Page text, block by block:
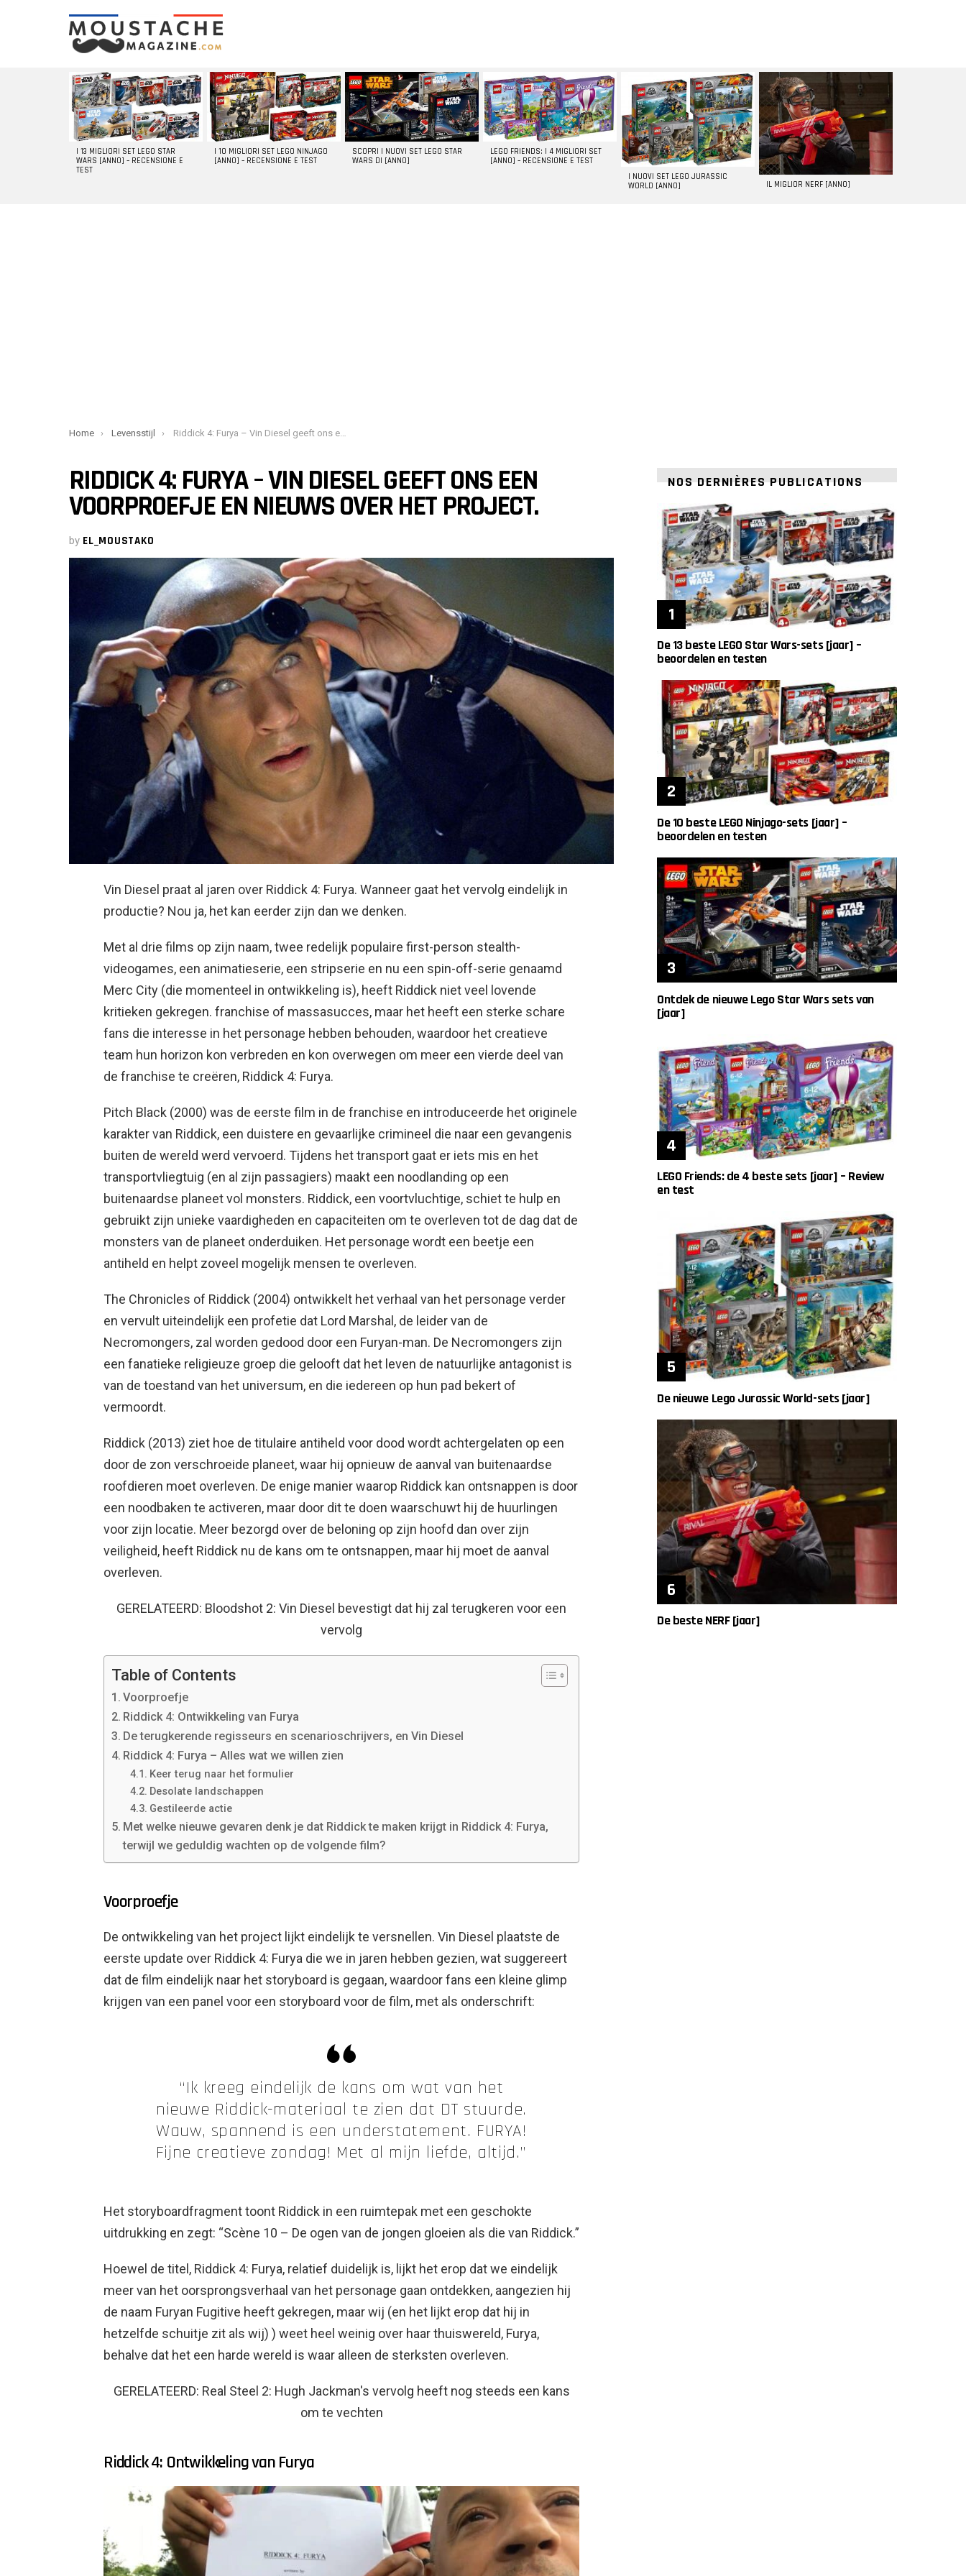
LATEST
STORIES
I 13 MIGLIORI SET LEGO STAR
WARS [ANNO] – RECENSIONE E
TEST
I 10 MIGLIORI SET LEGO NINJAGO
[ANNO] – RECENSIONE E TEST
SCOPRI I NUOVI SET LEGO STAR
WARS DI [ANNO]
LEGO FRIENDS: I 4 MIGLIORI SET
[ANNO] – RECENSIONE E TEST
I NUOVI SET LEGO JURASSIC
WORLD [ANNO]
IL MIGLIOR NERF [ANNO]
You are here:
Home Levensstijl Riddick 4: Furya – Vin Diesel geeft ons een voorproefje en nieuws over het project.
RIDDICK 4: FURYA – VIN DIESEL GEEFT ONS EEN
VOORPROEFJE EN NIEUWS OVER HET PROJECT.
by EL_MOUSTAKO
Vin Diesel praat al jaren over Riddick 4: Furya. Wanneer gaat het vervolg eindelijk in
productie? Nou ja, het kan eerder zijn dan we denken.
Met al drie films op zijn naam, twee redelijk populaire first-person stealth-
videogames, een animatieserie, een stripserie en nu een spin-off-serie genaamd
Merc City (die momenteel in ontwikkeling is), heeft Riddick niet veel lovende
kritieken gekregen. franchise of massasucces, maar het heeft een sterke schare
fans die interesse in het personage hebben behouden, waardoor het creatieve
team hun horizon kon verbreden en kon overwegen om meer een vierde deel van
de franchise te creëren, Riddick 4: Furya.
Pitch Black (2000) was de eerste film in de franchise en introduceerde het originele
karakter van Riddick, een duistere en gevaarlijke crimineel die naar een gevangenis
buiten de wereld werd vervoerd. Tijdens het transport gaat er iets mis en het
transportvliegtuig (en al zijn passagiers) maakt een noodlanding op een
buitenaardse planeet vol monsters. Riddick, een voortvluchtige, schiet te hulp en
gebruikt zijn unieke vaardigheden en capaciteiten om te overleven tot de dag dat de
monsters van de planeet onderduiken. Het personage wordt een beetje een
antiheld en helpt zoveel mogelijk mensen te overleven.
The Chronicles of Riddick (2004) ontwikkelt het verhaal van het personage verder
en vervult uiteindelijk een profetie dat Lord Marshal, de leider van de
Necromongers, zal worden gedood door een Furyan-man. De Necromongers zijn
een fanatieke religieuze groep die gelooft dat het leven de natuurlijke antagonist is
van de toestand van het universum, en die iedereen op hun pad bekert of
vermoordt.
Riddick (2013) ziet hoe de titulaire antiheld voor dood wordt achtergelaten op een
door de zon verschroeide planeet, waar hij opnieuw de aanval van buitenaardse
roofdieren moet overleven. De enige manier waarop Riddick kan ontsnappen is door
een noodbaken te activeren, maar door dit te doen waarschuwt hij de huurlingen
voor zijn locatie. Meer bezorgd over de beloning op zijn hoofd dan over zijn
veiligheid, heeft Riddick nu de kans om te ontsnappen, maar hij moet de aanval
overleven.
GERELATEERD: Bloodshot 2: Vin Diesel bevestigt dat hij zal terugkeren voor een
vervolg
Table of Contents
Voorproefje
Riddick 4: Ontwikkeling van Furya
De terugkerende regisseurs en scenarioschrijvers, en Vin Diesel
Riddick 4: Furya – Alles wat we willen zien
Keer terug naar het formulier
Desolate landschappen
Gestileerde actie
Met welke nieuwe gevaren denk je dat Riddick te maken krijgt in Riddick 4: Furya,
terwijl we geduldig wachten op de volgende film?
Voorproefje
De ontwikkeling van het project lijkt eindelijk te versnellen. Vin Diesel plaatste de
eerste update over Riddick 4: Furya die we in jaren hebben gezien, wat suggereert
dat de film eindelijk naar het storyboard is gegaan, waardoor fans een kleine glimp
krijgen van een panel voor een storyboard voor de film, met als onderschrift:
“Ik kreeg eindelijk de kans om wat van het
nieuwe Riddick-materiaal te zien dat DT stuurde.
Wauw, spannend is een understatement. FURYA!
Fijne creatieve zondag! Met al mijn liefde, altijd.”
Het storyboardfragment toont Riddick in een ruimtepak met een geschokte
uitdrukking en zegt: “Scène 10 – De ogen van de jongen gloeien als die van Riddick.”
Hoewel de titel, Riddick 4: Furya, relatief duidelijk is, lijkt het erop dat we eindelijk
meer van het oorsprongsverhaal van het personage gaan ontdekken, aangezien hij
de naam Furyan Fugitive heeft gekregen, maar wij (en het lijkt erop dat hij in
hetzelfde schuitje zit als wij) ) weet heel weinig over haar thuiswereld, Furya,
behalve dat het een harde wereld is waar alleen de sterksten overleven.
GERELATEERD: Real Steel 2: Hugh Jackman's vervolg heeft nog steeds een kans
om te vechten
Riddick 4: Ontwikkeling van Furya
NOS DERNIÈRES PUBLICATIONS
De 13 beste LEGO Star Wars-sets [jaar] –
beoordelen en testen
De 10 beste LEGO Ninjago-sets [jaar] –
beoordelen en testen
Ontdek de nieuwe Lego Star Wars sets van
[jaar]
LEGO Friends: de 4 beste sets [jaar] – Review
en test
De nieuwe Lego Jurassic World-sets [jaar]
De beste NERF [jaar]